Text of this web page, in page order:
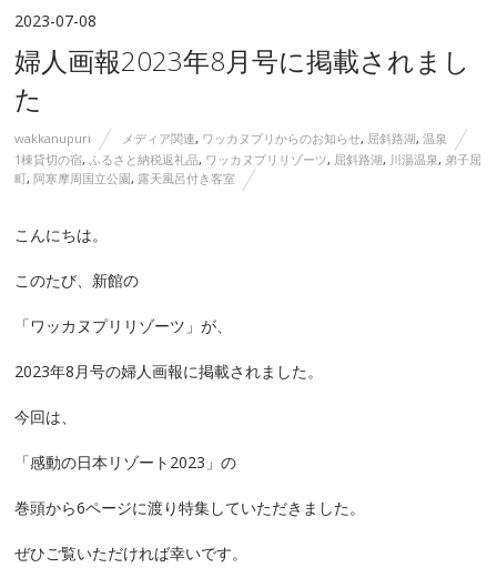
2023-07-08
婦人画報2023年8月号に掲載されまし
た
wakkanupuri メディア関連, ワッカヌプリからのお知らせ, 屈斜路湖,温泉
1棟貸切の宿,ふるさと納税返礼品, ワッカヌプリリゾーツ, 屈斜路湖, 川湯温泉, 弟子屈
町,阿寒摩周国立公園, 露天風呂付き客室
こんにちは。
このたび、新館の
「ワッカヌプリリゾーツ」が、
2023年8月号の婦人画報に掲載されました。
今回は、
「感動の日本リゾート2023」の
巻頭から6ページに渡り特集していただきました。
ぜひご覧いただければ幸いです。